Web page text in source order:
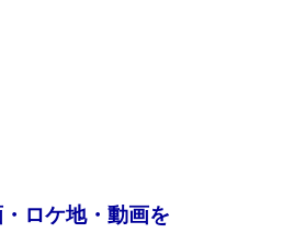
ロケ地・動画を